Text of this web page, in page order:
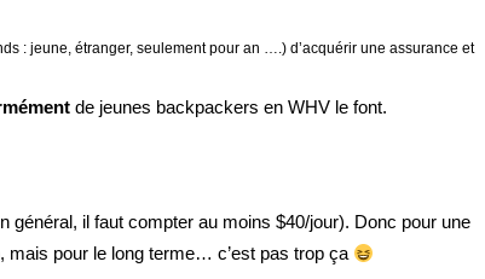
: jeune, étranger, seulement pour an ….) d’acquérir une assurance et
de jeunes backpackers en WHV le font.
général, il faut compter au moins $40/jour). Donc pour une
mais pour le long terme… c’est pas trop ça